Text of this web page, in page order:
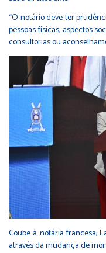
“O notário deve ter
pessoas físicas, aspectos
consultorias ou
Coube à notária francesa,
através da mudança de